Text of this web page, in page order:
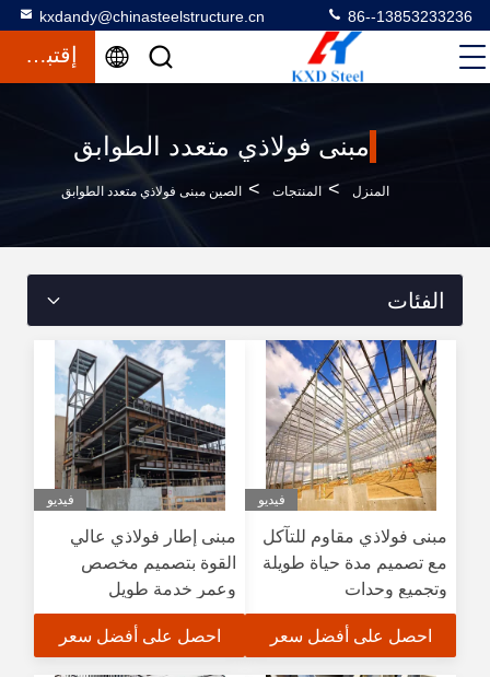
kxdandy@chinasteelstructure.cn 86--13853233236
إقتباس
مبنى فولاذي متعدد الطوابق
المنزل > المنتجات > الصين مبنى فولاذي متعدد الطوابق
الفئات
فيديو
مبنى فولاذي مقاوم للتآكل
مع تصميم مدة حياة طويلة
وتجميع وحدات
احصل على أفضل سعر
فيديو
مبنى إطار فولاذي عالي
القوة بتصميم مخصص
وعمر خدمة طويل
للاستخدام الصناعي
والتجاري
احصل على أفضل سعر